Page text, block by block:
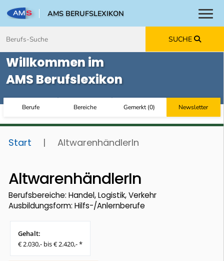
AMS BERUFSLEXIKON
SUCHE
Willkommen im
AMS Berufslexikon
Berufe Bereiche Gemerkt(0) Newsletter
Start | AltwarenhändlerIn
AltwarenhändlerIn
Berufsbereiche: Handel, Logistik, Verkehr
Ausbildungsform: Hilfs-/Anlernberufe
Gehalt:
€ 2.030,- bis € 2.420,- *